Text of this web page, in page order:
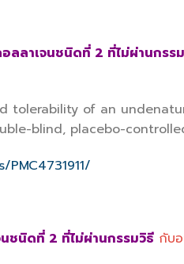
ลลาเจนชนิดที่ 2 ที่ไม่ผ่านกรร
tolerability of an
blind, placebo-
ชนิดที่ 2 ที่ไม่ผ่านกรรมวิธี กับ